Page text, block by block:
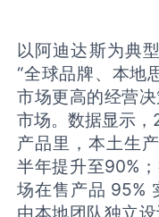
以阿迪达斯为典
“全球品牌、本地
市场更高的经营
市场。数据显示
产品里，本土生
半年提升至90%
场在售产品 95%
由本地团队独立